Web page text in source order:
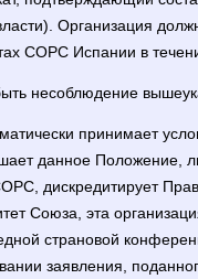
Организация
СОРС Испании в
несоблюдение
принимает
данное Положение,
дискредитирует
Союза, эта
страновой
заявления,